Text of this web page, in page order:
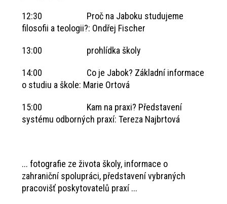
12:30 Proč na Jaboku studujeme
filosofii a teologii?: Ondřej Fischer
13:00 prohlídka školy
14:00 Co je Jabok? Základní informace
o studiu a škole: Marie Ortová
15:00 Kam na praxi? Představení
systému odborných praxí: Tereza Najbrtová
... fotografie ze života školy, informace o
zahraniční spolupráci, představení vybraných
pracovišť poskytovatelů praxí ...